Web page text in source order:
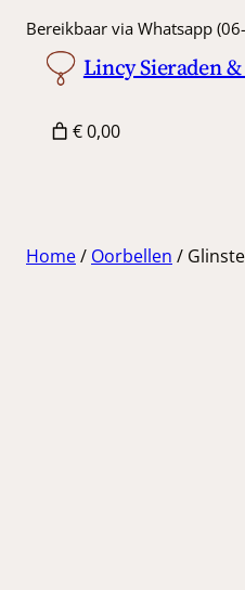
GaBereikbaar via
Lincy Sieraden
€ 0,00
Home/ Oorbellen /